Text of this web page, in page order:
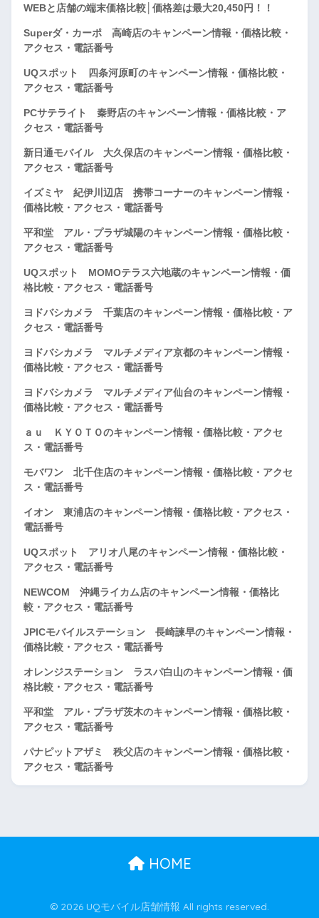
WEBと店舗の端末価格比較│価格差は最大20,450円！！
Superダ・カーポ 高崎店のキャンペーン情報・価格比較・
アクセス・電話番号
UQスポット 四条河原町のキャンペーン情報・価格比較・
アクセス・電話番号
PCサテライト 秦野店のキャンペーン情報・価格比較・ア
クセス・電話番号
新日通モバイル 大久保店のキャンペーン情報・価格比較・
アクセス・電話番号
イズミヤ 紀伊川辺店 携帯コーナーのキャンペーン情報・
価格比較・アクセス・電話番号
平和堂 アル・プラザ城陽のキャンペーン情報・価格比較・
アクセス・電話番号
UQスポット MOMOテラス六地蔵のキャンペーン情報・価
格比較・アクセス・電話番号
ヨドバシカメラ 千葉店のキャンペーン情報・価格比較・ア
クセス・電話番号
ヨドバシカメラ マルチメディア京都のキャンペーン情報・
価格比較・アクセス・電話番号
ヨドバシカメラ マルチメディア仙台のキャンペーン情報・
価格比較・アクセス・電話番号
ａｕ ＫＹＯＴＯのキャンペーン情報・価格比較・アクセ
ス・電話番号
モバワン 北千住店のキャンペーン情報・価格比較・アクセ
ス・電話番号
イオン 東浦店のキャンペーン情報・価格比較・アクセス・
電話番号
UQスポット アリオ八尾のキャンペーン情報・価格比較・
アクセス・電話番号
NEWCOM 沖縄ライカム店のキャンペーン情報・価格比
較・アクセス・電話番号
JPICモバイルステーション 長崎諫早のキャンペーン情報・
価格比較・アクセス・電話番号
オレンジステーション ラスパ白山のキャンペーン情報・価
格比較・アクセス・電話番号
平和堂 アル・プラザ茨木のキャンペーン情報・価格比較・
アクセス・電話番号
パナピットアザミ 秩父店のキャンペーン情報・価格比較・
アクセス・電話番号
HOME
© 2026 UQモバイル店舗情報 All rights reserved.